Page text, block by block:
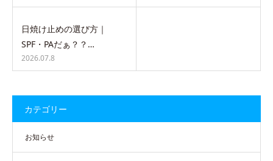
日焼け止めの選び方｜
SPF・PAだぁ？？…
2026.07.8
カテゴリー
お知らせ